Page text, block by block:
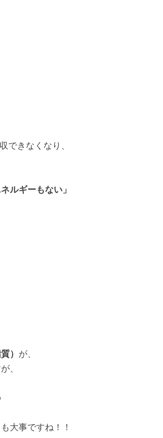
できなくなり、
ルギーもない」
） が、
、
大事ですね！！